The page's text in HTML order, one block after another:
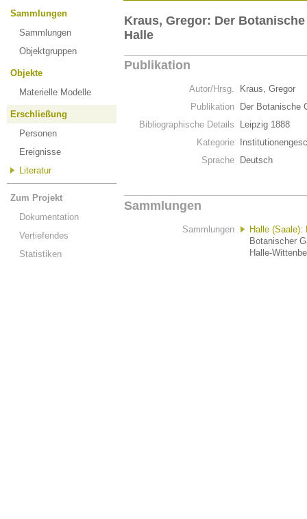
Sammlungen
Sammlungen
Objektgruppen
Objekte
Materielle Modelle
Erschließung
Personen
Ereignisse
Literatur
Zum Projekt
Dokumentation
Vertiefendes
Statistiken
Kraus, Gregor: Der
Halle
Publikation
Autor/Hrsg.
Kraus, Gregor
Publikation
Der Botanische
Bibliographische Details
Leipzig 1888
Kategorie
Sprache
Deutsch
Sammlungen
Sammlungen
Halle (Saale):
Botanischer
Halle-